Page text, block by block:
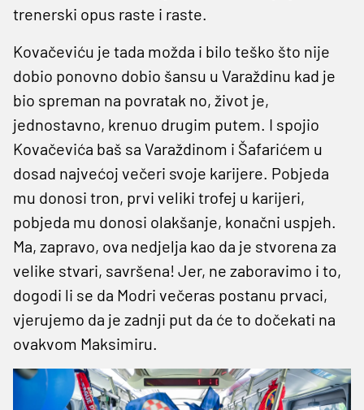
trenerski opus raste i raste.
Kovačeviću je tada možda i bilo teško što nije
dobio ponovno dobio šansu u Varaždinu kad je
bio spreman na povratak no, život je,
jednostavno, krenuo drugim putem. I spojio
Kovačevića baš sa Varaždinom i Šafarićem u
dosad najvećoj večeri svoje karijere. Pobjeda
mu donosi tron, prvi veliki trofej u karijeri,
pobjeda mu donosi olakšanje, konačni uspjeh.
Ma, zapravo, ova nedjelja kao da je stvorena za
velike stvari, savršena! Jer, ne zaboravimo i to,
dogodi li se da Modri večeras postanu prvaci,
vjerujemo da je zadnji put da će to dočekati na
ovakvom Maksimiru.